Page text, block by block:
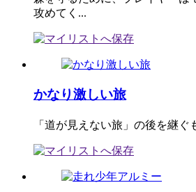
攻めてく...
かなり激しい旅
「道が見えない旅」の後を継ぐ